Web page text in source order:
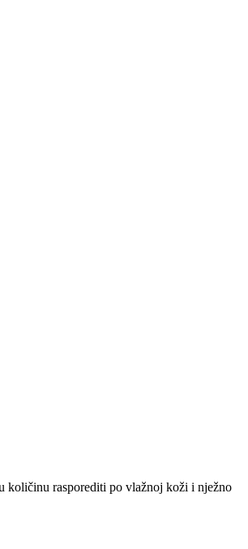
količinu rasporediti po vlažnoj koži i nježno